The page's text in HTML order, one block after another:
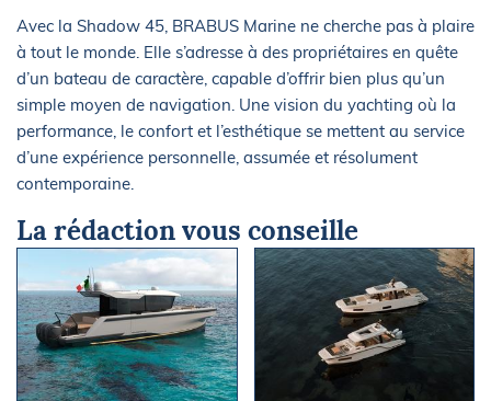
Avec la Shadow 45, BRABUS Marine ne cherche pas à plaire
à tout le monde. Elle s’adresse à des propriétaires en quête
d’un bateau de caractère, capable d’offrir bien plus qu’un
simple moyen de navigation. Une vision du yachting où la
performance, le confort et l’esthétique se mettent au service
d’une expérience personnelle, assumée et résolument
contemporaine.
La rédaction vous conseille